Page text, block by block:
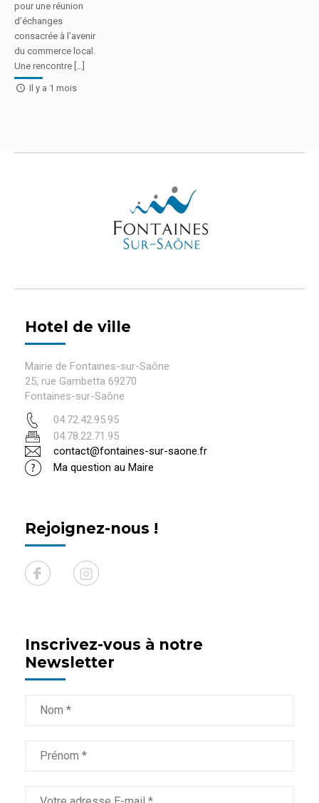
pour une réunion
d’échanges
consacrée à l’avenir
du commerce local.
Une rencontre […]
Il y a 1 mois
Hotel de ville
Mairie de Fontaines-sur-Saône
25, rue Gambetta 69270
Fontaines-sur-Saône
04.72.42.95.95
04.78.22.71.95
contact@fontaines-sur-saone.fr
Ma question au Maire
Rejoignez-nous !
Inscrivez-vous à notre
Newsletter